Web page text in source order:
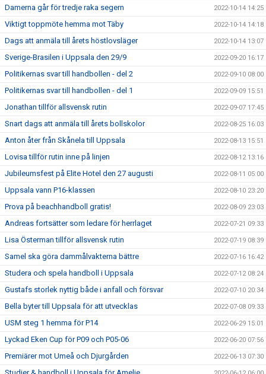
Damerna går för tredje raka segern 2022-10-14 14:25
Viktigt toppmöte hemma mot Täby 2022-10-14 14:18
Dags att anmäla till årets höstlovsläger 2022-10-14 13:07
Sverige-Brasilen i Uppsala den 29/9 2022-09-20 16:17
Politikernas svar till handbollen - del 2 2022-09-10 08:00
Politikernas svar till handbollen - del 1 2022-09-09 15:51
Jonathan tillför allsvensk rutin 2022-09-07 17:45
Snart dags att anmäla till årets bollskolor 2022-08-25 16:03
Anton åter från Skånela till Uppsala 2022-08-13 15:51
Lovisa tillför rutin inne på linjen 2022-08-12 13:16
Jubileumsfest på Elite Hotel den 27 augusti 2022-08-11 05:00
Uppsala vann P16-klassen 2022-08-10 23:20
Prova på beachhandboll gratis! 2022-08-09 23:03
Andreas fortsätter som ledare för herrlaget 2022-07-21 09:33
Lisa Österman tillför allsvensk rutin 2022-07-19 08:39
Samel ska göra dammålvakterna bättre 2022-07-16 16:42
Studera och spela handboll i Uppsala 2022-07-12 08:24
Gustafs storlek nyttig både i anfall och försvar 2022-07-10 20:34
Bella byter till Uppsala för att utvecklas 2022-07-08 09:33
USM steg 1 hemma för P14 2022-06-29 15:01
Lyckad Eken Cup för P09 och P05-06 2022-06-20 07:56
Premiärer mot Umeå och Djurgården 2022-06-13 07:30